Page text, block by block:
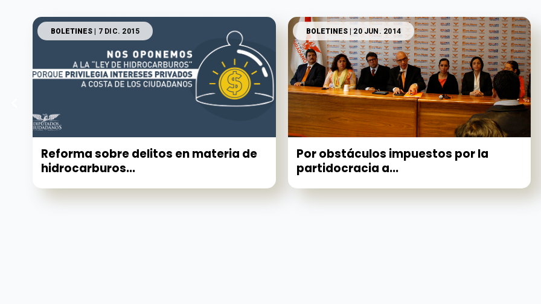
BOLETINES | 7 DIC. 2015
Reforma sobre delitos en materia de
hidrocarburos...
BOLETINES| 20 JUN. 2014
Por obstáculos impuestos por la
partidocracia a...